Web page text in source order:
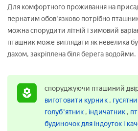
Для комфортного проживання на
пернатим обов'язково потрібно
можна спорудити літній і зимовий
пташник може виглядати як невелика
дахом, закріплена біля берега водойми.
споруджуючи пташиний
виготовити курник ,
голуб'ятник , індичатник ,
будиночок для індоуток і